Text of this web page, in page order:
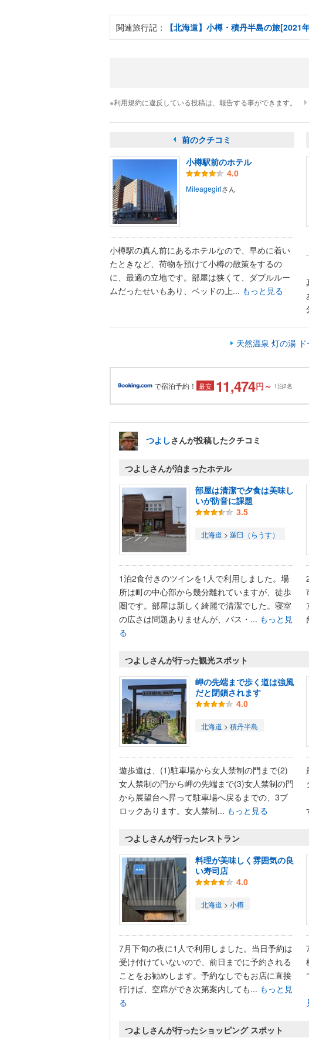
関連旅行記： 【北海道】小樽・積丹半島の旅[2021
※利用規約に違反している投稿は、報告する事ができます。
前のクチコミ
小樽駅前のホテル
4.0
Mileagegirlさん
小樽駅の真ん前にあるホテルなので、早めに着い
たときなど、荷物を預けて小樽の散策をするの
に、最適の立地です。部屋は狭くて、ダブルルー
ムだったせいもあり、ベッドの上... もっと見る
天然温泉 灯の湯
で宿泊予約！ 最安 11,474円～ 1泊2名
つよしさんが投稿したクチコミ
つよしさんが泊まったホテル
部屋は清潔で夕食は美味し
いが防音に課題
3.5
北海道 > 羅臼（らうす）
1泊2食付きのツインを1人で利用しました。場
所は町の中心部から幾分離れていますが、徒歩
圏です。部屋は新しく綺麗で清潔でした。寝室
の広さは問題ありませんが、バス・... もっと見
る
つよしさんが行った観光スポット
岬の先端まで歩く道は強風
だと閉鎖されます
4.0
北海道 > 積丹半島
遊歩道は、(1)駐車場から女人禁制の門まで(2)
女人禁制の門から岬の先端まで(3)女人禁制の門
から展望台へ昇って駐車場へ戻るまでの、3ブ
ロックあります。女人禁制... もっと見る
つよしさんが行ったレストラン
料理が美味しく雰囲気の良
い寿司店
4.0
北海道 > 小樽
7月下旬の夜に1人で利用しました。当日予約は
受け付けていないので、前日までに予約される
ことをお勧めします。予約なしでもお店に直接
行けば、空席ができ次第案内しても... もっと見
る
つよしさんが行ったショッピング スポット